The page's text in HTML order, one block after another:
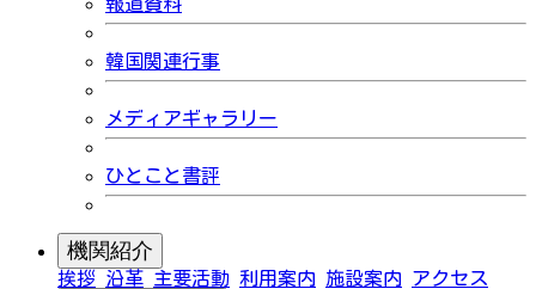
韓国関連行事
メディアギャラリー
ひとこと書評
機関紹介
挨拶 沿革 主要活動 利用案内 施設案内 アクセス